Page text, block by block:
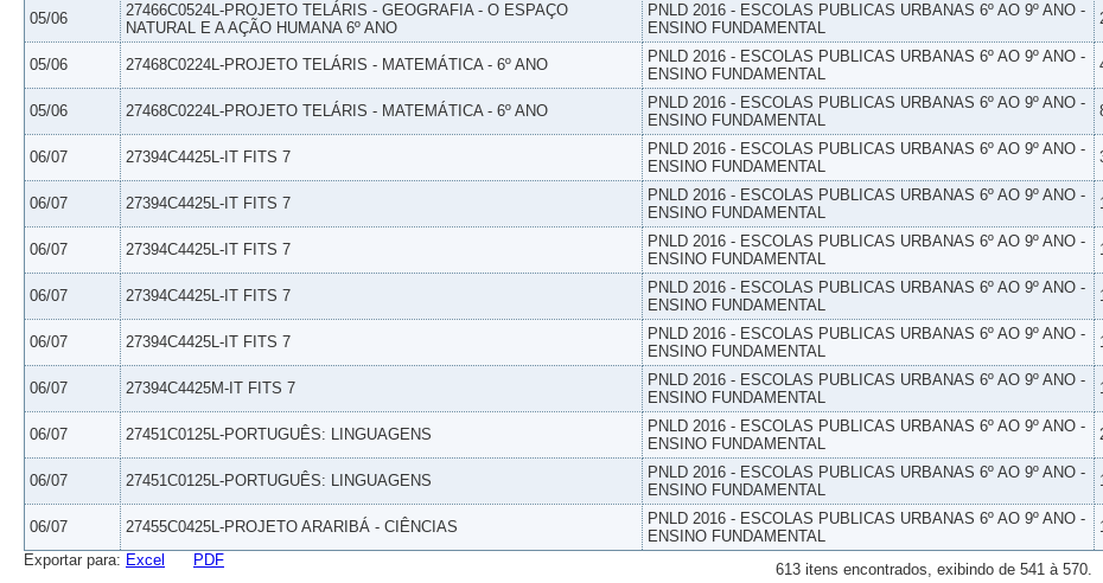
05/06
27466C0524L-PROJETO TELÁRIS - GEOGRAFIA - O ESPAÇO
NATURAL E A AÇÃO HUMANA 6º ANO
PNLD 2016 - ESCOLAS PUBLICAS URBANAS 6º AO 9º ANO -
ENSINO FUNDAMENTAL
05/06 27468C0224L-PROJETO TELÁRIS - MATEMÁTICA - 6º ANO
PNLD 2016 - ESCOLAS PUBLICAS URBANAS 6º AO 9º ANO -
ENSINO FUNDAMENTAL
05/06 27468C0224L-PROJETO TELÁRIS - MATEMÁTICA - 6º ANO
PNLD 2016 - ESCOLAS PUBLICAS URBANAS 6º AO 9º ANO -
ENSINO FUNDAMENTAL
06/07 27394C4425L-IT FITS 7
PNLD 2016 - ESCOLAS PUBLICAS URBANAS 6º AO 9º ANO -
ENSINO FUNDAMENTAL
06/07 27394C4425L-IT FITS 7
PNLD 2016 - ESCOLAS PUBLICAS URBANAS 6º AO 9º ANO -
ENSINO FUNDAMENTAL
06/07 27394C4425L-IT FITS 7
PNLD 2016 - ESCOLAS PUBLICAS URBANAS 6º AO 9º ANO -
ENSINO FUNDAMENTAL
06/07 27394C4425L-IT FITS 7
PNLD 2016 - ESCOLAS PUBLICAS URBANAS 6º AO 9º ANO -
ENSINO FUNDAMENTAL
06/07 27394C4425L-IT FITS 7
PNLD 2016 - ESCOLAS PUBLICAS URBANAS 6º AO 9º ANO -
ENSINO FUNDAMENTAL
06/07 27394C4425M-IT FITS 7
PNLD 2016 - ESCOLAS PUBLICAS URBANAS 6º AO 9º ANO -
ENSINO FUNDAMENTAL
06/07 27451C0125L-PORTUGUÊS: LINGUAGENS
PNLD 2016 - ESCOLAS PUBLICAS URBANAS 6º AO 9º ANO -
ENSINO FUNDAMENTAL
06/07 27451C0125L-PORTUGUÊS: LINGUAGENS
PNLD 2016 - ESCOLAS PUBLICAS URBANAS 6º AO 9º ANO -
ENSINO FUNDAMENTAL
06/07 27455C0425L-PROJETO ARARIBÁ - CIÊNCIAS
PNLD 2016 - ESCOLAS PUBLICAS URBANAS 6º AO 9º ANO -
ENSINO FUNDAMENTAL
613 itens encontrados, exibindo de 541 à 570.
Exportar para: Excel PDF